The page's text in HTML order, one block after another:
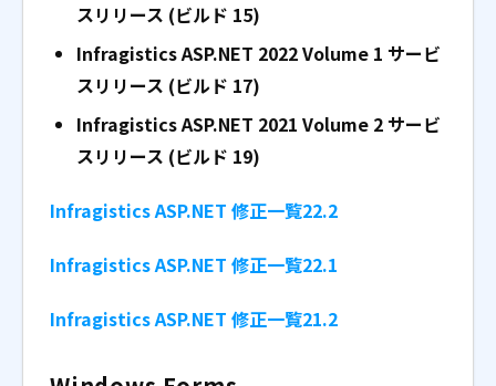
スリリース (ビルド 15)
Infragistics ASP.NET 2022 Volume 1 サービ
スリリース (ビルド 17)
Infragistics ASP.NET 2021 Volume 2 サービ
スリリース (ビルド 19)
Infragistics ASP.NET 修正一覧22.2
Infragistics ASP.NET 修正一覧22.1
Infragistics ASP.NET 修正一覧21.2